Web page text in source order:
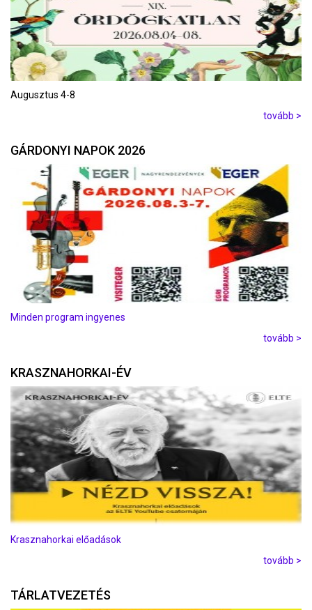
Augusztus 4-8
tovább >
GÁRDONYI NAPOK 2026
Minden program ingyenes
tovább >
KRASZNAHORKAI-ÉV
Krasznahorkai előadások
tovább >
TÁRLATVEZETÉS